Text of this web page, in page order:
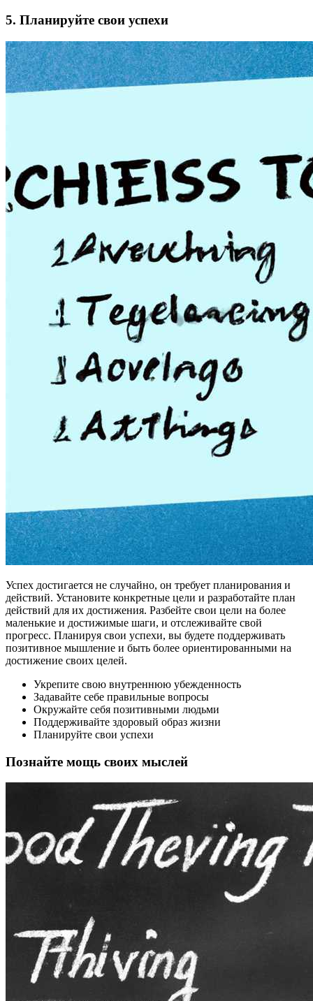
5. Планируйте свои успехи
Успех достигается не случайно, он требует планирования и
действий. Установите конкретные цели и разработайте план
действий для их достижения. Разбейте свои цели на более
маленькие и достижимые шаги, и отслеживайте свой
прогресс. Планируя свои успехи, вы будете поддерживать
позитивное мышление и быть более ориентированными на
достижение своих целей.
Укрепите свою внутреннюю убежденность
Задавайте себе правильные вопросы
Окружайте себя позитивными людьми
Поддерживайте здоровый образ жизни
Планируйте свои успехи
Познайте мощь своих мыслей